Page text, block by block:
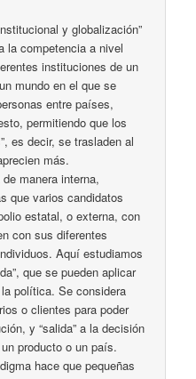
y globalización”
la competencia a nivel
instituciones de un
mundo en el que se
entre países,
permitiendo que los
es decir, se trasladen al
más.
manera interna,
que varios candidatos
estatal, o externa, con
con sus diferentes
Aquí estudiamos
que se pueden aplicar
política. Se considera
o clientes para poder
y “salida” a la decisión
producto o un país.
hace que pequeñas